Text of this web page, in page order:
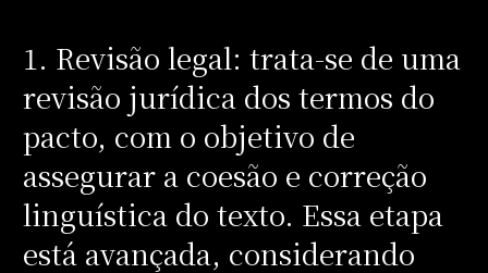
1. Revisão legal: trata-se de uma
revisão jurídica dos termos do
pacto, com o objetivo de
assegurar a coesão e correção
linguística do texto. Essa etapa
está avançada, considerando